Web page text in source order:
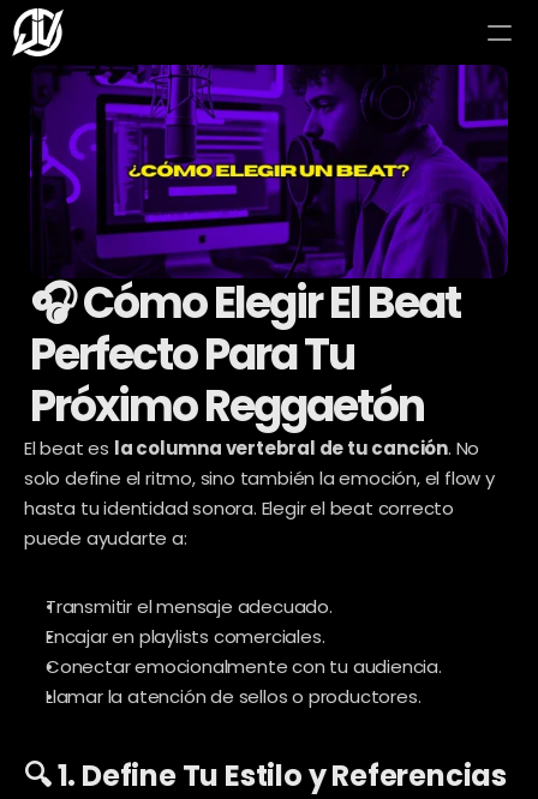
🎧 Cómo Elegir El Beat
Perfecto Para Tu
Próximo Reggaetón
El beat es la columna vertebral de tu canción. No
solo define el ritmo, sino también la emoción, el flow y
hasta tu identidad sonora. Elegir el beat correcto
puede ayudarte a:
Transmitir el mensaje adecuado.
Encajar en playlists comerciales.
Conectar emocionalmente con tu audiencia.
Llamar la atención de sellos o productores.
🔍 1. Define Tu Estilo y Referencias